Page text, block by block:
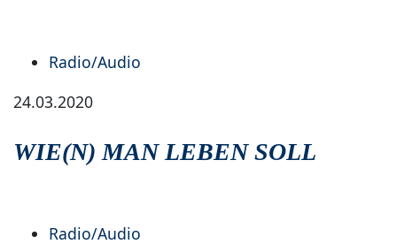
Radio/Audio
24.03.2020
WIE(N) MAN LEBEN SOLL
Radio/Audio